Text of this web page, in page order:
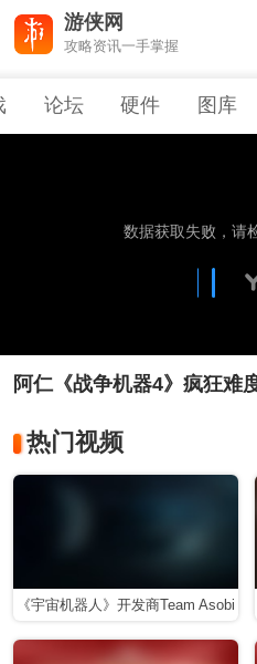
游侠网
攻略资讯一手掌握
论坛 硬件 图库
阿仁《战争机器4》疯狂难
热门视频
《宇宙机器人》开发商Team Asobi
发布神秘预告